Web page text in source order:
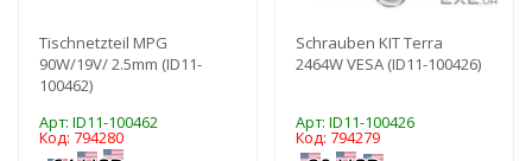
Tischnetzteil MPG
90W/19V/ 2.5mm (ID11-
100462)
Арт: ID11-100462
Код: 794280
Schrauben KIT Terra
2464W VESA (ID11-100426)
Арт: ID11-100426
Код: 794279